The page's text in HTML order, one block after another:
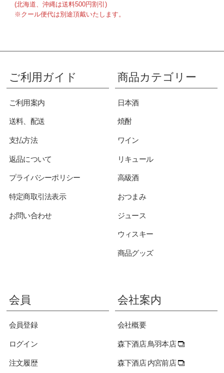
(北海道、沖縄は送料500円割引)
※クール便代は別途頂戴いたします。
ご利用ガイド
ご利用案内
送料、配送
支払方法
返品について
プライバシーポリシー
特定商取引法表示
お問い合わせ
商品カテゴリー
日本酒
焼酎
ワイン
リキュール
高級酒
おつまみ
ジュース
ウィスキー
商品グッズ
会員
会員登録
ログイン
注文履歴
会社案内
会社概要
森下酒店 鳥羽本店
森下酒店 内宮前店